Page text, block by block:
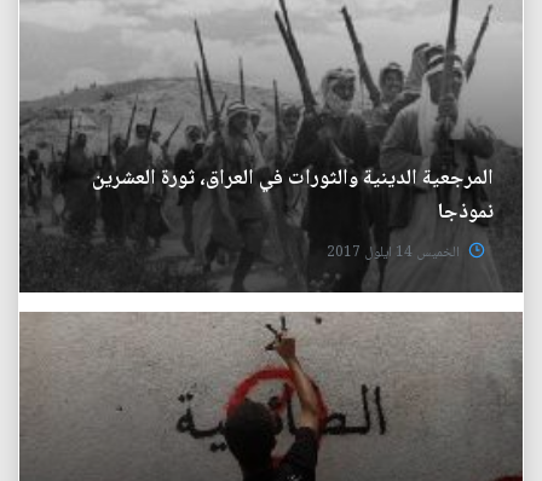
المرجعية الدينية والثورات في العراق، ثورة العشرين
نموذجا
الخميس 14 ايلول 2017